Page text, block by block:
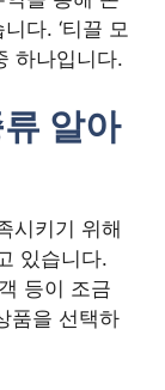
다. ‘티끌 모
하나입니다.
알아
시키기 위해
있습니다.
등이 조금
품을 선택하